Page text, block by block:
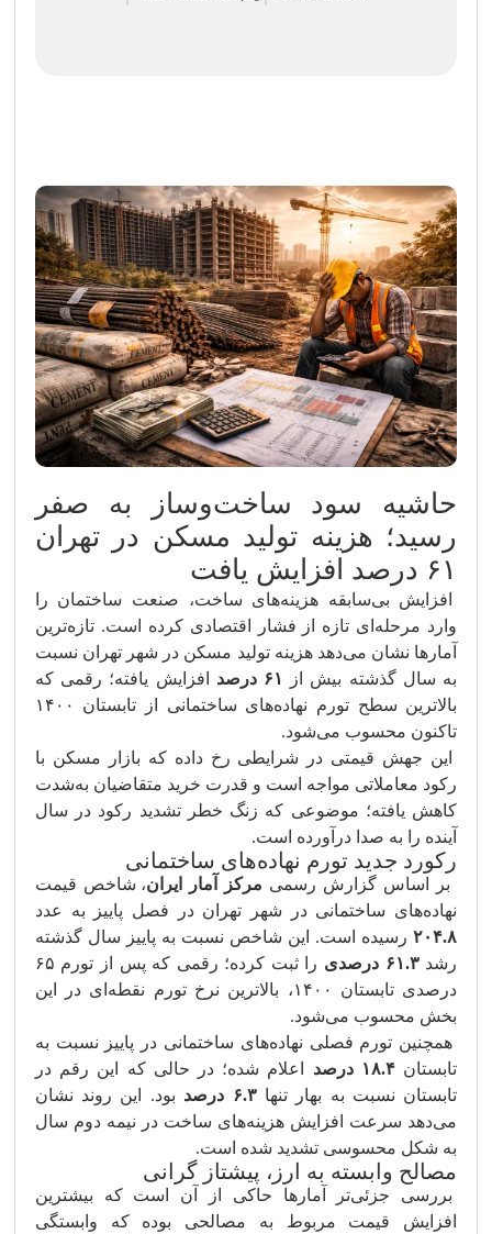
حاشیه سود ساخت‌وساز به صفر
رسید؛ هزینه تولید مسکن در تهران
۶۱ درصد افزایش یافت
افزایش بی‌سابقه هزینه‌های ساخت، صنعت ساختمان را
وارد مرحله‌ای تازه از فشار اقتصادی کرده است. تازه‌ترین
آمارها نشان می‌دهد هزینه تولید مسکن در شهر تهران نسبت
به سال گذشته بیش از
۶۱ درصد
افزایش یافته؛ رقمی که
بالاترین سطح تورم نهاده‌های ساختمانی از تابستان ۱۴۰۰
تاکنون محسوب می‌شود.
این جهش قیمتی در شرایطی رخ داده که بازار مسکن با
رکود معاملاتی مواجه است و قدرت خرید متقاضیان به‌شدت
کاهش یافته؛ موضوعی که زنگ خطر تشدید رکود در سال
آینده را به صدا درآورده است.
رکورد جدید تورم نهاده‌های ساختمانی
بر اساس گزارش رسمی مرکز آمار ایران، شاخص قیمت
نهاده‌های ساختمانی در شهر تهران در فصل پاییز به عدد
۲۰۴.۸رسیده است. این شاخص نسبت به پاییز سال گذشته
رشد۶۱.۳ درصدی
را ثبت کرده؛ رقمی که پس از تورم ۶۵
درصدی تابستان ۱۴۰۰، بالاترین نرخ تورم نقطه‌ای در این
بخش محسوب می‌شود.
همچنین تورم فصلی نهاده‌های ساختمانی در پاییز نسبت به
تابستان۱۸.۴ درصد
اعلام شده؛ در حالی که این رقم در
تابستان نسبت به بهار تنها۶.۳ درصد
بود. این روند نشان
می‌دهد سرعت افزایش هزینه‌های ساخت در نیمه دوم سال
به شکل محسوسی تشدید شده است.
مصالح وابسته به ارز، پیشتاز گرانی
بررسی جزئی‌تر آمارها حاکی از آن است که بیشترین
افزایش قیمت مربوط به مصالحی بوده که وابستگی